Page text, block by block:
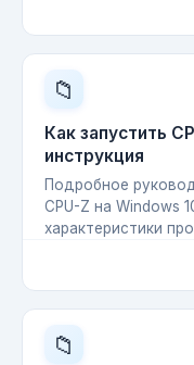
📁
Как запустить
инструкция
Подробное
CPU-Z на Windows
характеристики
📁